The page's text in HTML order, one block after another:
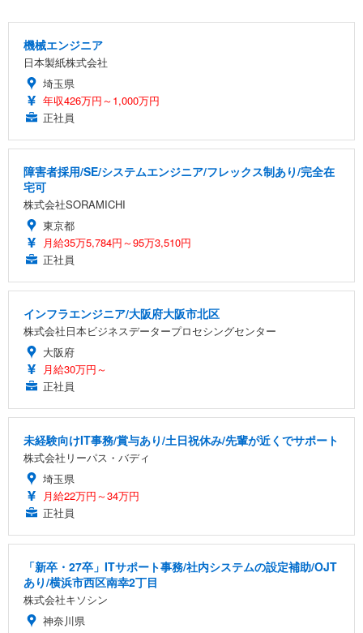
機械エンジニア
日本製紙株式会社
埼玉県
年収426万円～1,000万円
正社員
障害者採用/SE/システムエンジニア/フレックス制あり/完全在
宅可
株式会社SORAMICHI
東京都
月給35万5,784円～95万3,510円
正社員
インフラエンジニア/大阪府大阪市北区
株式会社日本ビジネスデータープロセシングセンター
大阪府
月給30万円～
正社員
未経験向けIT事務/賞与あり/土日祝休み/先輩が近くでサポート
株式会社リーパス・バディ
埼玉県
月給22万円～34万円
正社員
「新卒・27卒」ITサポート事務/社内システムの設定補助/OJT
あり/横浜市西区南幸2丁目
株式会社キソシン
神奈川県